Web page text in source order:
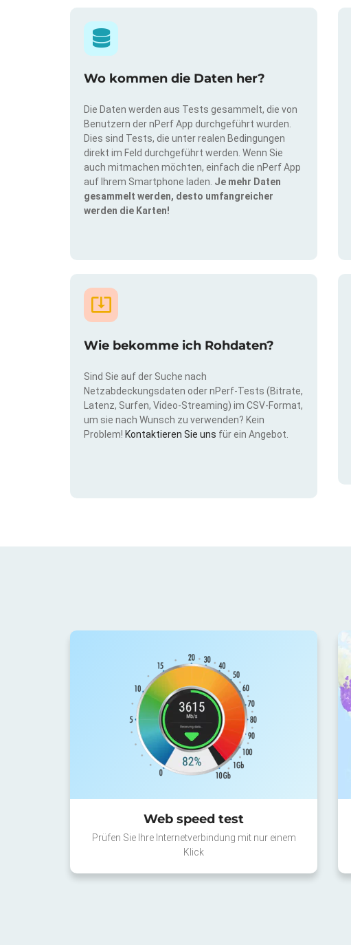
Wo kommen die Daten her?
Die Daten werden aus Tests gesammelt, die von
Benutzern der nPerf App durchgeführt wurden.
Dies sind Tests, die unter realen Bedingungen
direkt im Feld durchgeführt werden. Wenn Sie
auch mitmachen möchten, einfach die nPerf App
auf Ihrem Smartphone laden. Je mehr Daten
gesammelt werden, desto umfangreicher
werden die Karten!
Wie bekomme ich Rohdaten?
Sind Sie auf der Suche nach
Netzabdeckungsdaten oder nPerf-Tests (Bitrate,
Latenz, Surfen, Video-Streaming) im CSV-Format,
um sie nach Wunsch zu verwenden? Kein
Problem! Kontaktieren Sie uns für ein Angebot.
Web speed test
Prüfen Sie Ihre Internetverbindung mit nur einem
Klick